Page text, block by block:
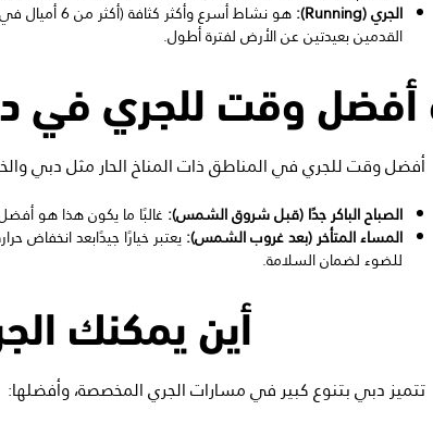
الجري (Running):
القدمين بعيدتين عن الأرض لفترة أطول.
أفضل وقت للجري في
أفضل وقت للجري في المناطق ذات المناخ الحار مثل دبي
الصباح الباكر جدًا (قبل شروق الشمس): غالبًا ما يكون هذا هو
المساء المتأخر (بعد غروب الشمس):يعتبر خيارًا جيدًابعد انخفاض
للضوء لضمان السلامة.
أين يمكنك
تتميز دبي بتنوع كبير في مسارات الجري المخصصة، وأفضلها: